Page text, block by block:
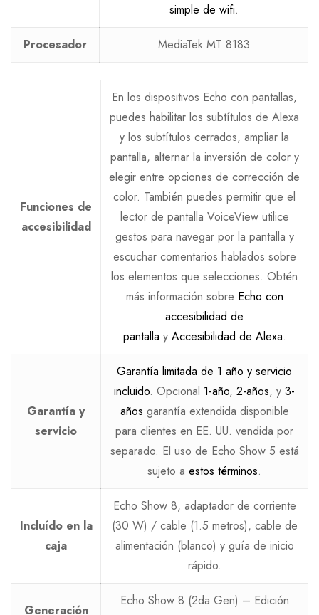
simple de wifi.
Procesador MediaTek MT 8183
Funciones de
accesibilidad
En los dispositivos Echo con pantallas,
puedes habilitar los subtítulos de Alexa
y los subtítulos cerrados, ampliar la
pantalla, alternar la inversión de color y
elegir entre opciones de corrección de
color. También puedes permitir que el
lector de pantalla VoiceView utilice
gestos para navegar por la pantalla y
escuchar comentarios hablados sobre
los elementos que selecciones. Obtén
más información sobre Echo con
accesibilidad de
pantalla y Accesibilidad de Alexa.
Garantía y
servicio
Garantía limitada de 1 año y servicio
incluido. Opcional 1-año, 2-años, y 3-
años garantía extendida disponible
para clientes en EE. UU. vendida por
separado. El uso de Echo Show 5 está
sujeto a estos términos.
Incluído en la
caja
Echo Show 8, adaptador de corriente
(30 W) / cable (1.5 metros), cable de
alimentación (blanco) y guía de inicio
rápido.
Generación
Echo Show 8 (2da Gen) – Edición